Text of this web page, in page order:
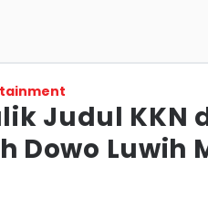
Judul KKN
Dowo Luwih